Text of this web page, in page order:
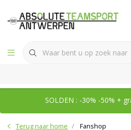
SOLDEN : -30% -50% +
Terug naar home Fanshop